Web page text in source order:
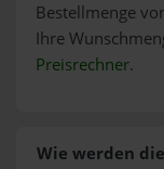
Bestellmenge
Ihre
Preisrechner.
Wie werden